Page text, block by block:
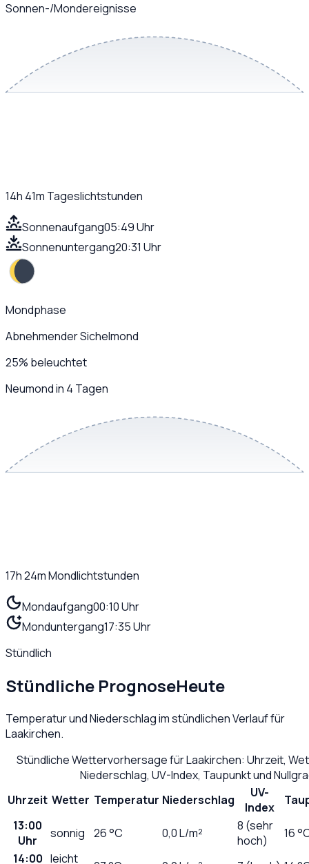
Sonnen-/Mondereignisse
14h 41m Tageslichtstunden
Sonnenaufgang05:49 Uhr
Sonnenuntergang20:31 Uhr
Mondphase
Abnehmender Sichelmond
25% beleuchtet
Neumond in 4 Tagen
17h 24mMondlichtstunden
Mondaufgang00:10 Uhr
Monduntergang17:35 Uhr
Stündlich
Stündliche PrognoseHeute
Temperatur und Niederschlag im stündlichen Verlauf für
Laakirchen.
Stündliche Wettervorhersage fürLaakirchen: Uhrzeit,
Niederschlag, UV-Index, Taupunkt und
Uhrzeit Wetter Temperatur Niederschlag
UV-
Index
13:00
Uhr
sonnig 26°C 0,0L/m²
8 (sehr
hoch)
16
14:00 leicht